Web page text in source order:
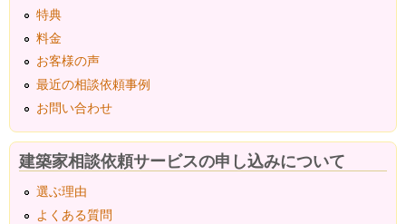
特典
料金
お客様の声
最近の相談依頼事例
お問い合わせ
建築家相談依頼サービスの申し込みについて
選ぶ理由
よくある質問